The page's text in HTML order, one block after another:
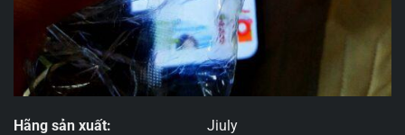
Hãng sản xuất:
Jiuly